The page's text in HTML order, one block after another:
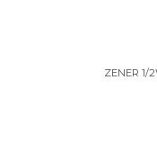
ZENER 1/